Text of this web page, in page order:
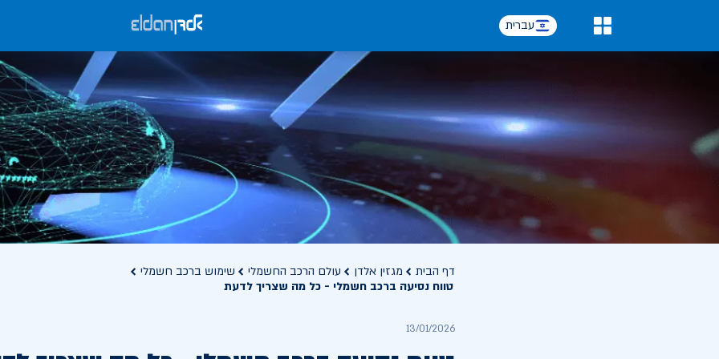
עברית
דף הבית מגזין אלדן עולם הרכב החשמלי
שימוש ברכב חשמלי
טווח נסיעה ברכב חשמלי - כל מה שצריך לדעת
13/01/2026